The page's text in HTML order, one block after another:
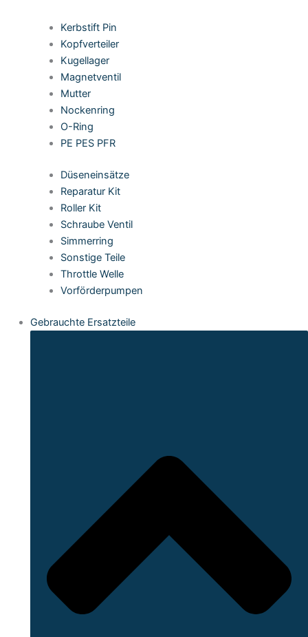
Kerbstift Pin
Kopfverteiler
Kugellager
Magnetventil
Mutter
Nockenring
O-Ring
PE PES PFR
Düseneinsätze
Reparatur Kit
Roller Kit
Schraube Ventil
Simmerring
Sonstige Teile
Throttle Welle
Vorförderpumpen
Gebrauchte Ersatzteile